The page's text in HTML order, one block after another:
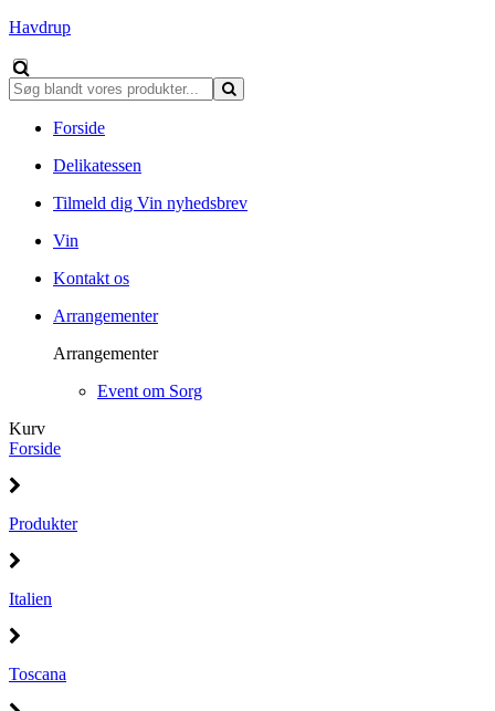
Havdrup
Forside
Delikatessen
Tilmeld dig Vin nyhedsbrev
Vin
Kontakt os
Arrangementer
Arrangementer
Event om Sorg
Kurv
Forside
Produkter
Italien
Toscana